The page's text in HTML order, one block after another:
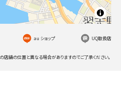
au ショップ UQ取扱店
舗の位置と異なる場合がありますのでご了承ください。